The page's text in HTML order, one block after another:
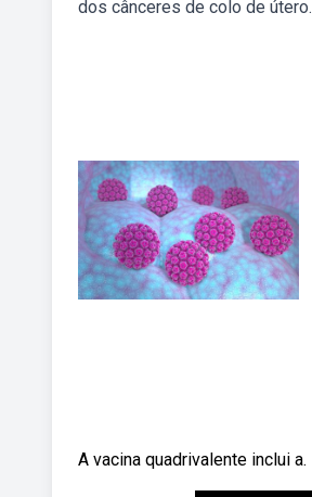
dos cânceres de colo de útero.
A vacina quadrivalente inclui a.